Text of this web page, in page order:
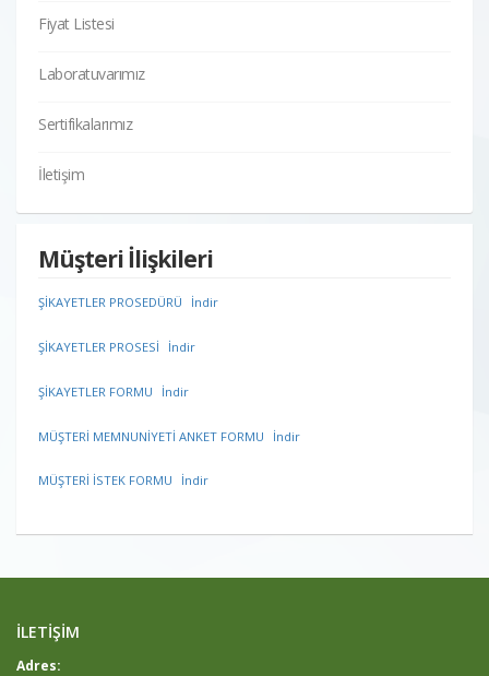
Fiyat Listesi
Laboratuvarımız
Sertifikalarımız
İletişim
Müşteri İlişkileri
ŞİKAYETLER PROSEDÜRÜ İndir
ŞİKAYETLER PROSESİ İndir
ŞİKAYETLER FORMU İndir
MÜŞTERİ MEMNUNİYETİ ANKET FORMU İndir
MÜŞTERİ İSTEK FORMU İndir
İLETİŞİM
Adres: